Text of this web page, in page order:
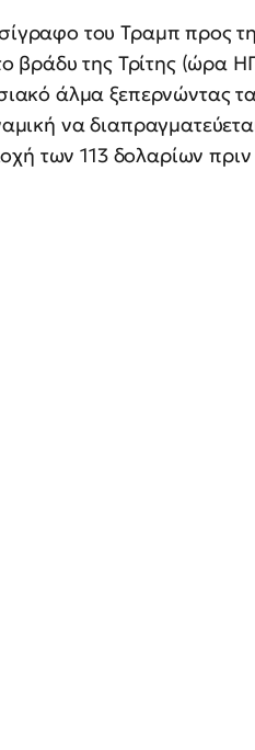
του Τραμπ προς
βράδυ της Τρίτης (ώρα
άλμα ξεπερνώντας
να
των 113 δολαρίων